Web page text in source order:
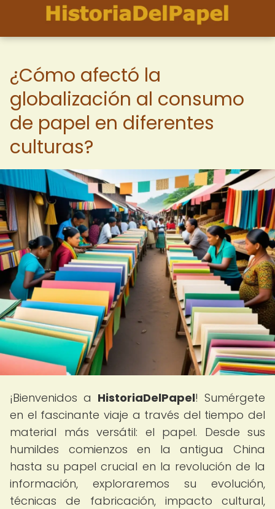
¿Cómo afectó la
globalización al consumo
de papel en diferentes
culturas?
¡Bienvenidos a HistoriaDelPapel! Sumérgete
en el fascinante viaje a través del tiempo del
material más versátil: el papel. Desde sus
humildes comienzos en la antigua China
hasta su papel crucial en la revolución de la
información, exploraremos su evolución,
técnicas de fabricación, impacto cultural,